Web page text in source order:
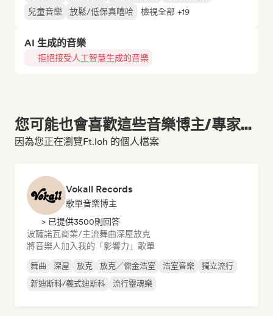
兒童音樂
放鬆/低保真嘻哈 檢視全部 +19
AI 生成的音樂
拒絕接受人工智慧生成的音樂
您可能也會喜歡這些音樂博主/專家...
因為您正在瀏覽Ft.loh 的個人檔案
Vokall Records
歌單音樂博主
> 已提供3500則回答
波薩諾瓦商業/主流舞曲深屋放克
將音樂人加入我的「影響力」歌單
舞曲 深屋 放克 放克／傑金浩室 浩室音樂
獨立流行
新迪斯科/義式迪斯科
流行靈魂樂